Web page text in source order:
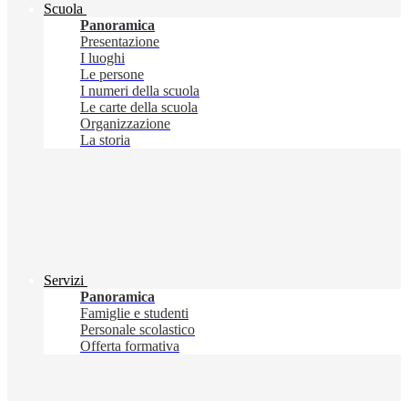
Scuola
Panoramica
Presentazione
I luoghi
Le persone
I numeri della scuola
Le carte della scuola
Organizzazione
La storia
Servizi
Panoramica
Famiglie e studenti
Personale scolastico
Offerta formativa